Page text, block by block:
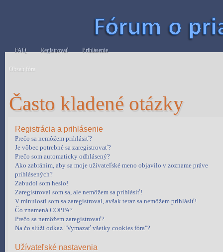
FAQ Registrovať Prihlásenie
Obsah fóra
Často kladené otázky
Registrácia a prihlásenie
Prečo sa nemôžem prihlásiť?
Je vôbec potrebné sa zaregistrovať?
Prečo som automaticky odhlásený?
Ako zabránim, aby sa moje užívateľské meno objavilo v zozname práve
prihlásených?
Zabudol som heslo!
Zaregistroval som sa, ale nemôžem sa prihlásiť!
V minulosti som sa zaregistroval, avšak teraz sa nemôžem prihlásiť!
Čo znamená COPPA?
Prečo sa nemôžem zaregistrovať?
Na čo slúži odkaz "Vymazať všetky cookies fóra"?
Užívateľské nastavenia